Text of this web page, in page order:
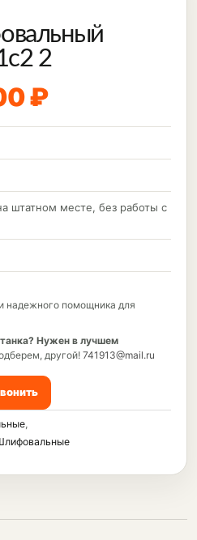
2
₽
штатном месте, без работы с
надежного помощника для
Нужен в лучшем
другой! 741913@mail.ru
,